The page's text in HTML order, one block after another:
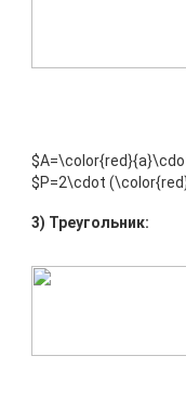
$P=2\cdot
3) Треугольник: